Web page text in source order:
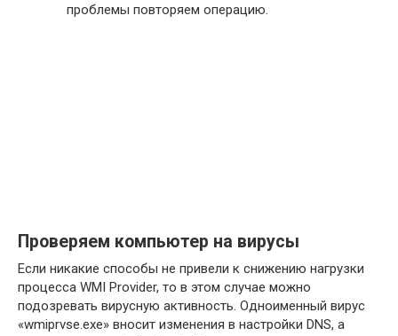
проблемы повторяем операцию.
Проверяем компьютер на вирусы
Если никакие способы не привели к снижению нагрузки
процесса WMI Provider, то в этом случае можно
подозревать вирусную активность. Одноименный вирус
«wmiprvse.exe» вносит изменения в настройки DNS, а